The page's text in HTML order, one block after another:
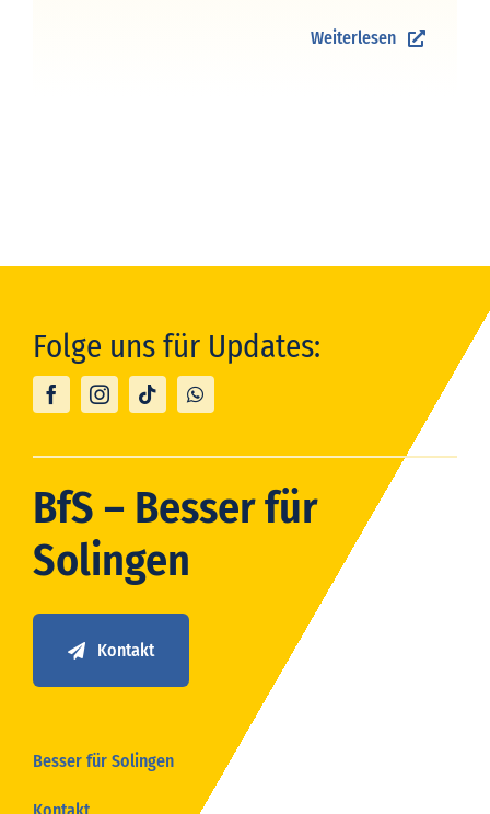
Weiterlesen
Folge uns für Updates:
BfS – Besser für
Solingen
Kontakt
Besser für Solingen